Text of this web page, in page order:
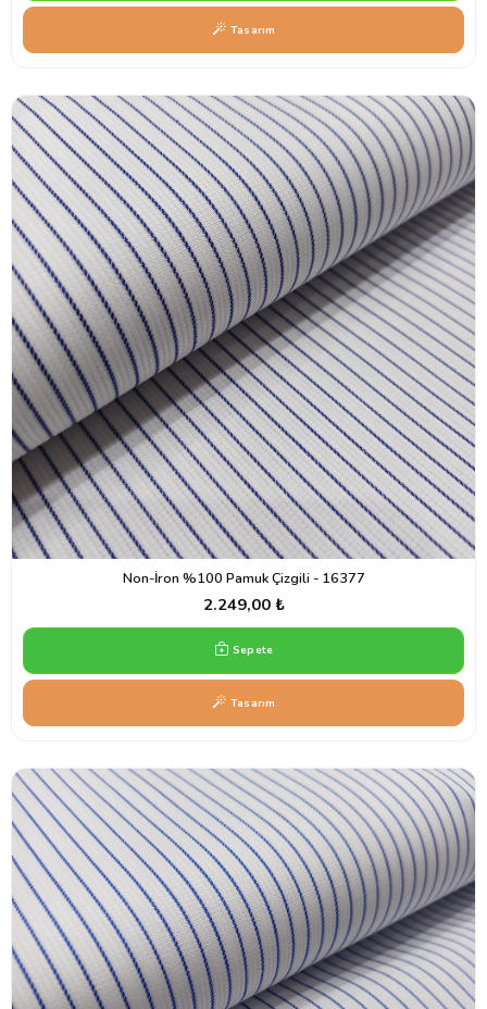
Tasarım
Non-İron %100 Pamuk Çizgili - 16377
2.249,00 ₺
Sepete
Tasarım